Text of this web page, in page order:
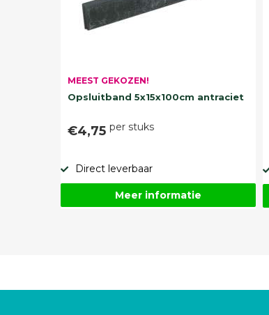
MEEST GEKOZEN!
Opsluitband 5x15x100cm antraciet
€4,75 per stuks
Direct leverbaar
Meer informatie